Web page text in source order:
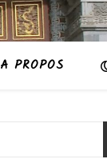
A PROPOS